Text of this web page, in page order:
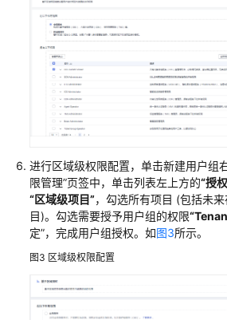
务
参
考
SDK
参
考
进行区域级权限配置，单击新建用户组
限管理”页签中，单击列表左上方的“授
“区域级项目”，勾选所有项目 (包括未
目)。勾选需要授予用户组的权限
定”，完成用户组授权。如图3所示。
图3 区域级权限配置